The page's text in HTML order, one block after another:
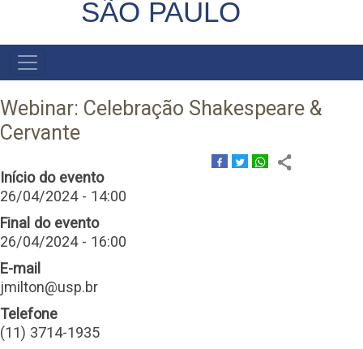
SÃO PAULO
NAVEGADOR
PRINCIPAL
Webinar: Celebração Shakespeare &
Cervante
Início do evento
26/04/2024 - 14:00
Final do evento
26/04/2024 - 16:00
E-mail
jmilton@usp.br
Telefone
(11) 3714-1935